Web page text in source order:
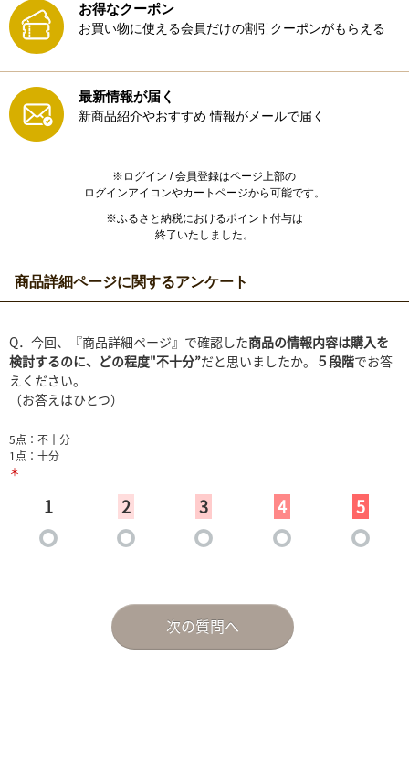
お得なクーポン
お買い物に使える会員だけの割引クーポンがもらえる
最新情報が届く
新商品紹介やおすすめ 情報がメールで届く
※ログイン / 会員登録はページ上部の
ログインアイコンやカートページから可能です。
※ふるさと納税におけるポイント付与は
終了いたしました。
商品詳細ページに関するアンケート